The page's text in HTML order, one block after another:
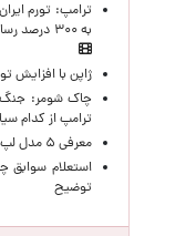
به ۳۰۰ درصد رسانده‌ایم!/واکنش بانک مرکزی را ببینید
ژاپن با افزایش
چاک شومر: جنگ
ترامپ از کدام
معرفی ۵ مدل لپ تاپ Core i۷ زیر ۲۰۰ میلیون تومان
استعلام سوابق
توضیح